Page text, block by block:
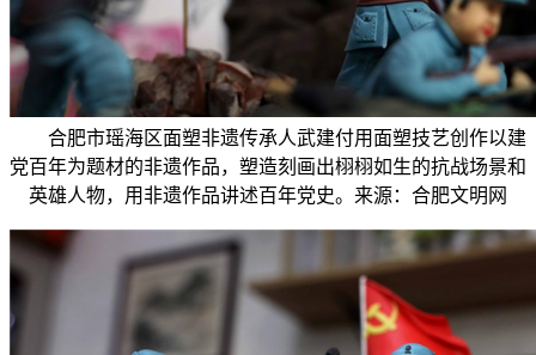
合肥市瑶海区面塑非遗传承人武建付用面塑技艺创作以建
党百年为题材的非遗作品，塑造刻画出栩栩如生的抗战场景和
英雄人物，用非遗作品讲述百年党史。来源：合肥文明网